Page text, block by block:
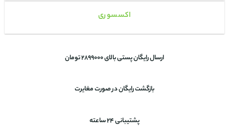
اکسسوری
ارسال رایگان پستی بالای 2899000 تومان
بازگشت رایگان در صورت مغایرت
پشتیبانی 24 ساعته